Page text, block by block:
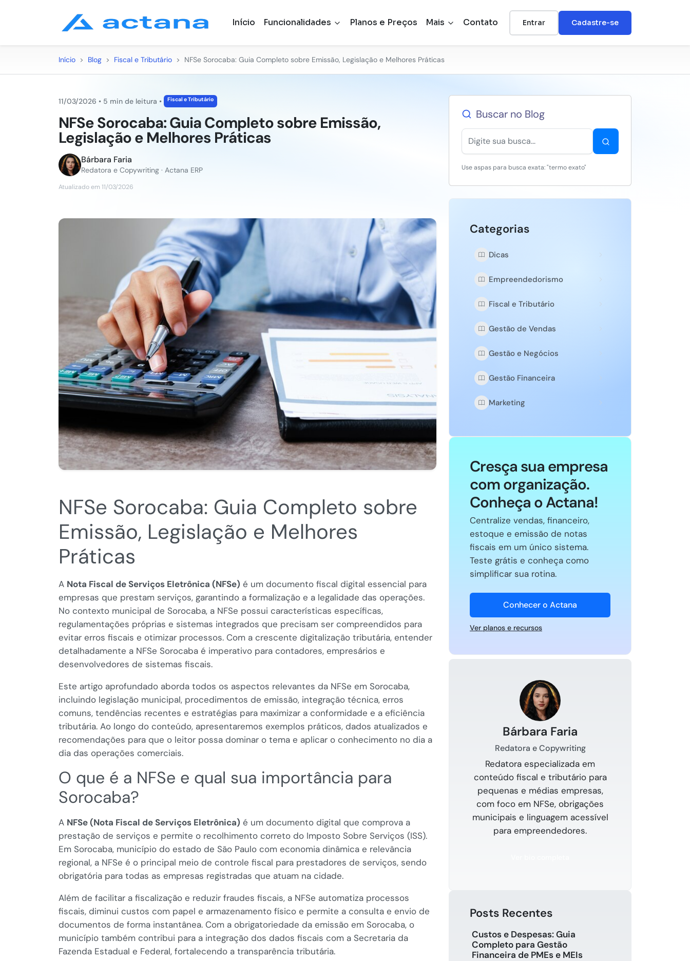
Início Funcionalidades Planos e Preços Mais Contato Entrar Cadastre-se
Início > Blog > Fiscal e Tributário > NFSe Sorocaba: Guia Completo sobre Emissão, Legislação e Melhores Práticas
11/03/2026 • 5 min de leitura • Fiscal e Tributário
NFSe Sorocaba: Guia Completo sobre Emissão,
Legislação e Melhores Práticas
Bárbara Faria
Redatora e Copywriting · Actana ERP
Atualizado em 11/03/2026
NFSe Sorocaba: Guia Completo sobre
Emissão, Legislação e Melhores
Práticas
A Nota Fiscal de Serviços Eletrônica (NFSe) é um documento fiscal digital essencial para
empresas que prestam serviços, garantindo a formalização e a legalidade das operações.
No contexto municipal de Sorocaba, a NFSe possui características específicas,
regulamentações próprias e sistemas integrados que precisam ser compreendidos para
evitar erros fiscais e otimizar processos. Com a crescente digitalização tributária, entender
detalhadamente a NFSe Sorocaba é imperativo para contadores, empresários e
desenvolvedores de sistemas fiscais.
Este artigo aprofundado aborda todos os aspectos relevantes da NFSe em Sorocaba,
incluindo legislação municipal, procedimentos de emissão, integração técnica, erros
comuns, tendências recentes e estratégias para maximizar a conformidade e a eficiência
tributária. Ao longo do conteúdo, apresentaremos exemplos práticos, dados atualizados e
recomendações para que o leitor possa dominar o tema e aplicar o conhecimento no dia a
dia das operações comerciais.
O que é a NFSe e qual sua importância para
Sorocaba?
A NFSe (Nota Fiscal de Serviços Eletrônica) é um documento digital que comprova a
prestação de serviços e permite o recolhimento correto do Imposto Sobre Serviços (ISS).
Em Sorocaba, município do estado de São Paulo com economia dinâmica e relevância
regional, a NFSe é o principal meio de controle fiscal para prestadores de serviços, sendo
obrigatória para todas as empresas registradas que atuam na cidade.
Além de facilitar a fiscalização e reduzir fraudes fiscais, a NFSe automatiza processos
fiscais, diminui custos com papel e armazenamento físico e permite a consulta e envio de
documentos de forma instantânea. Com a obrigatoriedade da emissão em Sorocaba, o
município também contribui para a integração dos dados fiscais com a Secretaria da
Fazenda Estadual e Federal, fortalecendo a transparência tributária.
Buscar no Blog
Use aspas para busca exata: "termo exato"
Categorias
Dicas
Empreendedorismo
Fiscal e Tributário
Gestão de Vendas
Gestão e Negócios
Gestão Financeira
Marketing
Cresça sua empresa
com organização.
Conheça o Actana!
Centralize vendas, financeiro,
estoque e emissão de notas
fiscais em um único sistema.
Teste grátis e conheça como
simplificar sua rotina.
Conhecer o Actana
Ver planos e recursos
Bárbara Faria
Redatora e Copywriting
Redatora especializada em
conteúdo fiscal e tributário para
pequenas e médias empresas,
com foco em NFSe, obrigações
municipais e linguagem acessível
para empreendedores.
Posts Recentes
Custos e Despesas: Guia
Completo para Gestão
Financeira de PMEs e MEIs